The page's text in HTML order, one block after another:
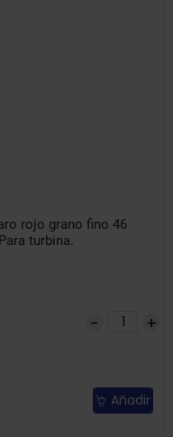
rojo grano fino 46
turbina.
Añadir